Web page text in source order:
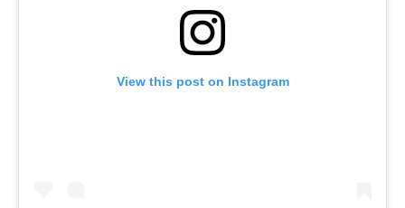
View this post on Instagram